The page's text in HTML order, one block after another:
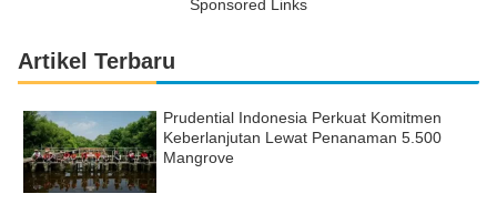
Sponsored Links
Artikel Terbaru
Prudential Indonesia Perkuat Komitmen
Keberlanjutan Lewat Penanaman 5.500
Mangrove